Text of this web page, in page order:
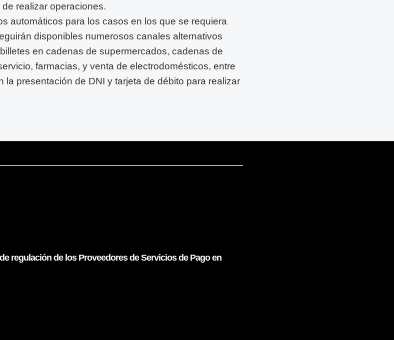
realizar operaciones.
automáticos para los casos en los que se requiera
disponibles numerosos canales alternativos
en cadenas de supermercados, cadenas de
farmacias, y venta de electrodomésticos, entre
la presentación de DNI y tarjeta de débito para realizar
regulación de los Proveedores de Servicios de Pago en